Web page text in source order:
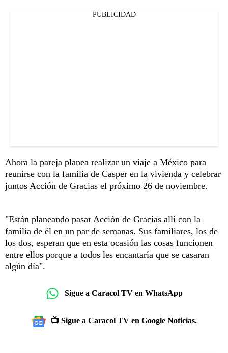
PUBLICIDAD
Ahora la pareja planea realizar un viaje a México para
reunirse con la familia de Casper en la vivienda y celebrar
juntos Acción de Gracias el próximo 26 de noviembre.
"Están planeando pasar Acción de Gracias allí con la
familia de él en un par de semanas. Sus familiares, los de
los dos, esperan que en esta ocasión las cosas funcionen
entre ellos porque a todos les encantaría que se casaran
algún día".
Sigue a Caracol TV en WhatsApp
📺 Sigue a Caracol TV en Google Noticias.